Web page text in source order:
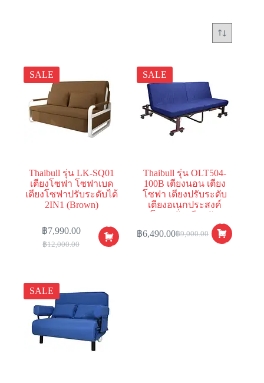
SALE
Thaibull รุ่น LK-SQ01
เตียงโซฟา โซฟาเบด
เตียงโซฟาปรับระดับได้
2IN1 (Brown)
฿12,000.00
฿7,990.00
ใส่
ตะกร้า
SALE
Thaibull รุ่น OLT504-
100B เตียงนอน เตียง
โซฟา เตียงปรับระดับ
เตียงอเนกประสงค์
Folding bed 3IN1
สีน้ำเงิน
฿9,000.00
฿6,490.00
ใส่
ตะกร้า
SALE